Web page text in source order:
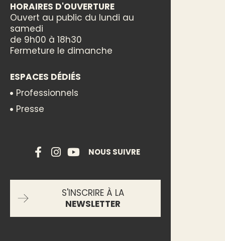
HORAIRES D'OUVERTURE
Ouvert au public du lundi au
samedi
de 9h00 à 18h30
Fermeture le dimanche
ESPACES DÉDIÉS
Professionnels
Presse
NOUS SUIVRE
S'INSCRIRE À LA
NEWSLETTER